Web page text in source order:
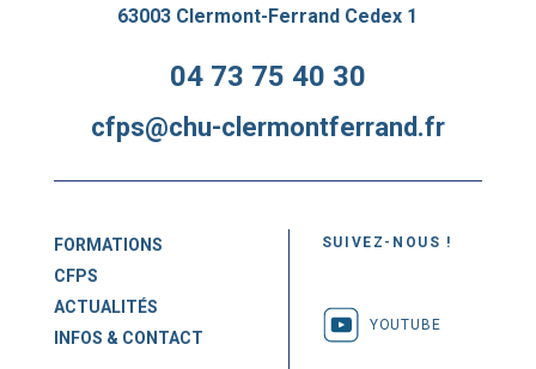
63003 Clermont-Ferrand Cedex 1
04 73 75 40 30
cfps@chu-clermontferrand.fr
FORMATIONS
CFPS
ACTUALITÉS
INFOS & CONTACT
SUIVEZ-NOUS !
YOUTUBE